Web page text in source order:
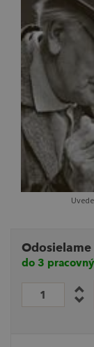
Odosielame
do 3